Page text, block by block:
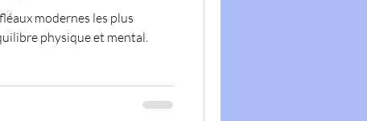
modernes les plus
physique et mental.